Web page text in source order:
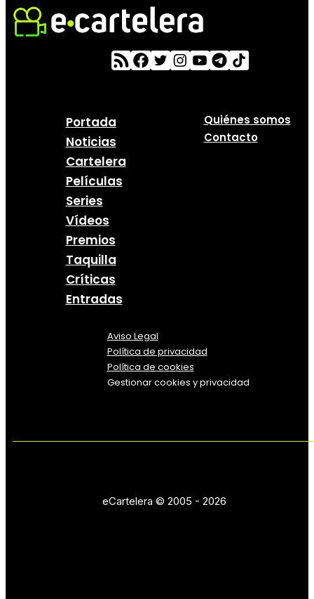
Portada
Noticias
Cartelera
Películas
Series
Vídeos
Premios
Taquilla
Críticas
Entradas
Quiénes somos
Contacto
Aviso Legal
Política de privacidad
Política de cookies
Gestionar cookies y privacidad
eCartelera © 2005 - 2026